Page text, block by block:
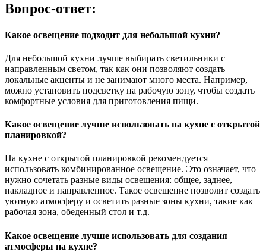
Вопрос-ответ:
Какое освещение подходит для небольшой кухни?
Для небольшой кухни лучше выбирать светильники с
направленным светом, так как они позволяют создать
локальные акценты и не занимают много места. Например,
можно установить подсветку на рабочую зону, чтобы создать
комфортные условия для приготовления пищи.
Какое освещение лучше использовать на кухне с открытой
планировкой?
На кухне с открытой планировкой рекомендуется
использовать комбинированное освещение. Это означает, что
нужно сочетать разные виды освещения: общее, заднее,
накладное и направленное. Такое освещение позволит создать
уютную атмосферу и осветить разные зоны кухни, такие как
рабочая зона, обеденный стол и т.д.
Какое освещение лучше использовать для создания
атмосферы на кухне?